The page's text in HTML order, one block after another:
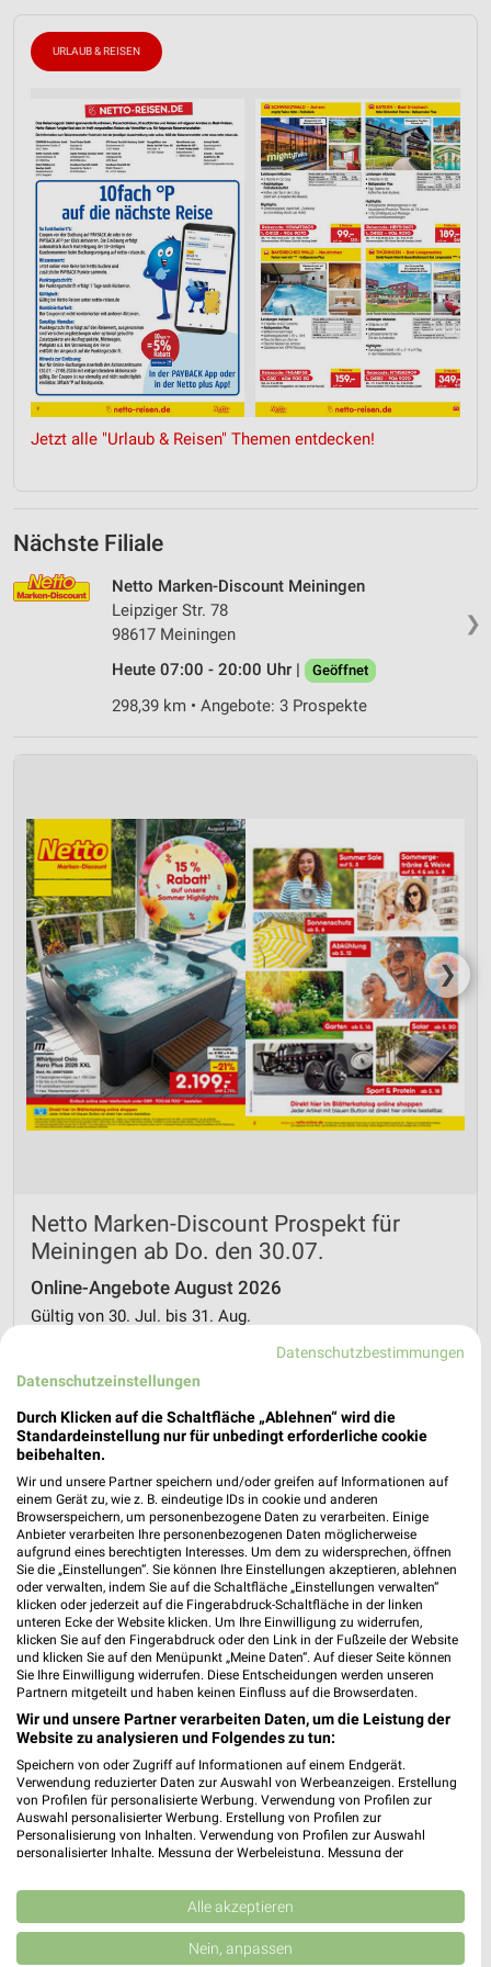
URLAUB & REISEN
Jetzt alle "Urlaub & Reisen" Themen entdecken!
Nächste Filiale
❯
Netto Marken-Discount Meiningen
Leipziger Str. 78
98617 Meiningen
Heute 07:00 - 20:00 Uhr |
Geöffnet
298,39 km • Angebote: 3 Prospekte
❯
Netto Marken-Discount Prospekt für
Meiningen ab Do. den 30.07.
Online-Angebote August 2026
Gültig von 30. Jul. bis 31. Aug.
PROSPEKT BLÄTTERN
GETRÄNKE GRILLEN
Jetzt alle "Wein" Themen entdecken!
Datenschutzbestimmungen
Datenschutzeinstellungen
Durch Klicken auf die Schaltfläche „Ablehnen“ wird die
Standardeinstellung nur für unbedingt erforderliche cookie
beibehalten.
Wir und unsere Partner speichern und/oder greifen auf Informationen auf
einem Gerät zu, wie z. B. eindeutige IDs in cookie und anderen
Browserspeichern, um personenbezogene Daten zu verarbeiten. Einige
Anbieter verarbeiten Ihre personenbezogenen Daten möglicherweise
aufgrund eines berechtigten Interesses. Um dem zu widersprechen, öffnen
Sie die „Einstellungen“. Sie können Ihre Einstellungen akzeptieren, ablehnen
oder verwalten, indem Sie auf die Schaltfläche „Einstellungen verwalten“
klicken oder jederzeit auf die Fingerabdruck-Schaltfläche in der linken
unteren Ecke der Website klicken. Um Ihre Einwilligung zu widerrufen,
klicken Sie auf den Fingerabdruck oder den Link in der Fußzeile der Website
und klicken Sie auf den Menüpunkt „Meine Daten“. Auf dieser Seite können
Sie Ihre Einwilligung widerrufen. Diese Entscheidungen werden unseren
Partnern mitgeteilt und haben keinen Einfluss auf die Browserdaten.
Wir und unsere Partner verarbeiten Daten, um die Leistung der
Website zu analysieren und Folgendes zu tun:
Speichern von oder Zugriff auf Informationen auf einem Endgerät.
Verwendung reduzierter Daten zur Auswahl von Werbeanzeigen. Erstellung
von Profilen für personalisierte Werbung. Verwendung von Profilen zur
Auswahl personalisierter Werbung. Erstellung von Profilen zur
Personalisierung von Inhalten. Verwendung von Profilen zur Auswahl
personalisierter Inhalte. Messung der Werbeleistung. Messung der
Kombinationen von Daten aus verschiedenen Quellen. Entwicklung und
Verbesserung der Angebote. Verwendung reduzierter Daten zur Auswahl
von Inhalten.
Daten können außerhalb der Europäischen Union weitergegeben und in die
USA gesendet werden.
Alle akzeptieren
Nein, anpassen